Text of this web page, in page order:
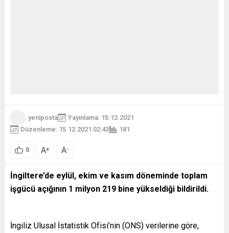
yeniposta
Yayınlama: 15.12.2021
Düzenleme: 15.12.2021 02:43
181
0 A+ A-
İngiltere’de eylül, ekim ve kasım döneminde toplam
işgücü açığının 1 milyon 219 bine yükseldiği bildirildi.
İngiliz Ulusal İstatistik Ofisi’nin (ONS) verilerine göre,